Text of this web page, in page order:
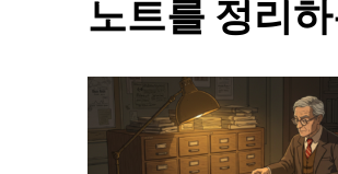
노트를 정리